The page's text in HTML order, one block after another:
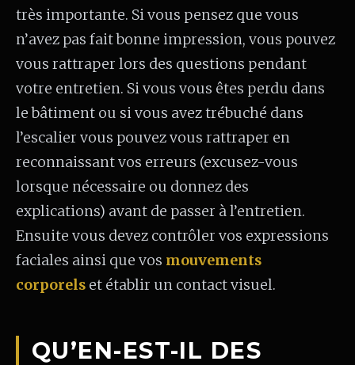
très importante. Si vous pensez que vous
n’avez pas fait bonne impression, vous pouvez
vous rattraper lors des questions pendant
votre entretien. Si vous vous êtes perdu dans
le bâtiment ou si vous avez trébuché dans
l’escalier vous pouvez vous rattraper en
reconnaissant vos erreurs (excusez-vous
lorsque nécessaire ou donnez des
explications) avant de passer à l’entretien.
Ensuite vous devez contrôler vos expressions
faciales ainsi que vos mouvements
corporels et établir un contact visuel.
QU’EN-EST-IL DES